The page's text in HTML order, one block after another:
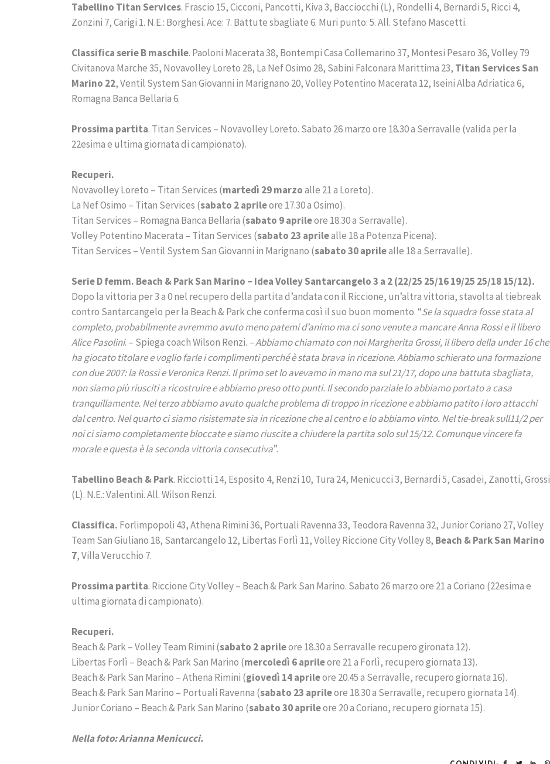
Tabellino Titan Services. Frascio 15, Cicconi, Pancotti, Kiva 3, Bacciocchi (L), Rondelli 4, Bernardi 5, Ricci 4,
Zonzini 7, Carigi 1. N.E.: Borghesi. Ace: 7. Battute sbagliate 6. Muri punto: 5. All. Stefano Mascetti.
Classifica serie B maschile. Paoloni Macerata 38, Bontempi Casa Collemarino 37, Montesi Pesaro 36, Volley 79
Civitanova Marche 35, Novavolley Loreto 28, La Nef Osimo 28, Sabini Falconara Marittima 23, Titan Services San
Marino 22, Ventil System San Giovanni in Marignano 20, Volley Potentino Macerata 12, Iseini Alba Adriatica 6,
Romagna Banca Bellaria 6.
Prossima partita. Titan Services – Novavolley Loreto. Sabato 26 marzo ore 18.30 a Serravalle (valida per la
22esima e ultima giornata di campionato).
Recuperi.
Novavolley Loreto – Titan Services (martedì 29 marzoalle 21 a Loreto).
La Nef Osimo – Titan Services (sabato 2 aprileore 17.30 a Osimo).
Titan Services – Romagna Banca Bellaria (sabato 9 aprileore 18.30 a Serravalle).
Volley Potentino Macerata – Titan Services (sabato 23 aprilealle 18 a Potenza Picena).
Titan Services – Ventil System San Giovanni in Marignano (sabato 30 aprilealle 18 a Serravalle).
Serie D femm. Beach & Park San Marino – Idea Volley Santarcangelo 3 a 2 (22/25 25/16 19/25 25/18 15/12).
Dopo la vittoria per 3 a 0 nel recupero della partita d’andata con il Riccione, un’altra vittoria, stavolta al tiebreak
contro Santarcangelo per la Beach & Park che conferma così il suo buon momento. “Se la squadra fosse stata al
completo, probabilmente avremmo avuto meno patemi d’animo ma ci sono venute a mancare Anna Rossi e il libero
Alice Pasolini. – Spiega coach Wilson Renzi. – Abbiamo chiamato con noi Margherita Grossi, il libero della under 16 che
ha giocato titolare e voglio farle i complimenti perché è stata brava in ricezione. Abbiamo schierato una formazione
con due 2007: la Rossi e Veronica Renzi. Il primo set lo avevamo in mano ma sul 21/17, dopo una battuta sbagliata,
non siamo più riusciti a ricostruire e abbiamo preso otto punti. Il secondo parziale lo abbiamo portato a casa
tranquillamente. Nel terzo abbiamo avuto qualche problema di troppo in ricezione e abbiamo patito i loro attacchi
dal centro. Nel quarto ci siamo risistemate sia in ricezione che al centro e lo abbiamo vinto. Nel tie-break sull11/2 per
noi ci siamo completamente bloccate e siamo riuscite a chiudere la partita solo sul 15/12. Comunque vincere fa
morale e questa è la seconda vittoria consecutiva”.
Tabellino Beach & Park. Ricciotti 14, Esposito 4, Renzi 10, Tura 24, Menicucci 3, Bernardi 5, Casadei, Zanotti, Grossi
(L). N.E.: Valentini. All. Wilson Renzi.
Classifica. Forlimpopoli 43, Athena Rimini 36, Portuali Ravenna 33, Teodora Ravenna 32, Junior Coriano 27, Volley
Team San Giuliano 18, Santarcangelo 12, Libertas Forlì 11, Volley Riccione City Volley 8, Beach & Park San Marino
7, Villa Verucchio 7.
Prossima partita. Riccione City Volley – Beach & Park San Marino. Sabato 26 marzo ore 21 a Coriano (22esima e
ultima giornata di campionato).
Recuperi.
Beach & Park – Volley Team Rimini (sabato 2 aprileore 18.30 a Serravalle recupero gironata 12).
Libertas Forlì – Beach & Park San Marino (mercoledì 6 aprileore 21 a Forlì, recupero giornata 13).
Beach & Park San Marino – Athena Rimini (giovedì 14 aprileore 20.45 a Serravalle, recupero giornata 16).
Beach & Park San Marino – Portuali Ravenna (sabato 23 aprileore 18.30 a Serravalle, recupero giornata 14).
Junior Coriano – Beach & Park San Marino (sabato 30 aprileore 20 a Coriano, recupero giornata 15).
Nella foto: Arianna Menicucci.